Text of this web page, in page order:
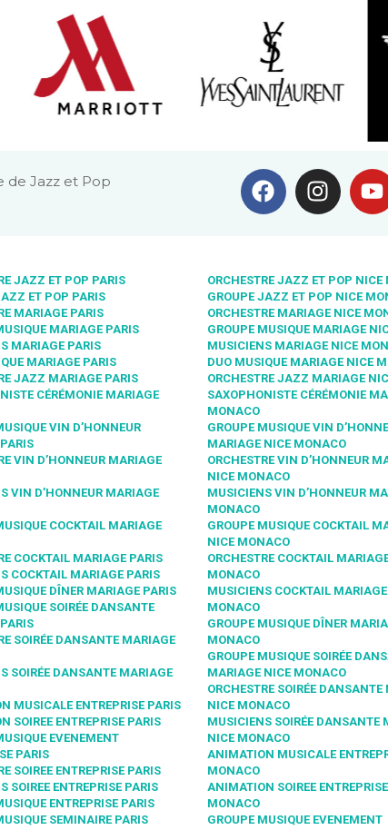
de Jazz et Pop
JAZZ ET POP PARIS
ET POP PARIS
MARIAGE PARIS
MARIAGE PARIS
MARIAGE PARIS
MARIAGE PARIS
JAZZ MARIAGE PARIS
CÉRÉMONIE MARIAGE
VIN D’HONNEUR
VIN D’HONNEUR MARIAGE
VIN D’HONNEUR MARIAGE
COCKTAIL MARIAGE
COCKTAIL MARIAGE PARIS
COCKTAIL MARIAGE PARIS
DÎNER MARIAGE PARIS
SOIRÉE DANSANTE
SOIRÉE DANSANTE MARIAGE
SOIRÉE DANSANTE MARIAGE
MUSICALE ENTREPRISE PARIS
SOIREE ENTREPRISE PARIS
EVENEMENT
PARIS
SOIREE ENTREPRISE PARIS
SOIREE ENTREPRISE PARIS
ENTREPRISE PARIS
SEMINAIRE PARIS
ORCHESTRE JAZZ ET POP NICE
GROUPE JAZZ ET POP NICE
ORCHESTRE MARIAGE NICE
GROUPE MUSIQUE MARIAGE
MUSICIENS MARIAGE NICE
DUO MUSIQUE MARIAGE NICE
ORCHESTRE JAZZ MARIAGE
SAXOPHONISTE CÉRÉMONIE
MONACO
GROUPE MUSIQUE VIN
MARIAGE NICE MONACO
ORCHESTRE VIN D’HONNEUR
NICE MONACO
MUSICIENS VIN D’HONNEUR
MONACO
GROUPE MUSIQUE COCKTAIL
NICE MONACO
ORCHESTRE COCKTAIL
MONACO
MUSICIENS COCKTAIL
MONACO
GROUPE MUSIQUE DÎNER
MONACO
GROUPE MUSIQUE SOIRÉE
MARIAGE NICE MONACO
ORCHESTRE SOIRÉE
NICE MONACO
MUSICIENS SOIRÉE DANSANTE
NICE MONACO
ANIMATION MUSICALE
MONACO
ANIMATION SOIREE
MONACO
GROUPE MUSIQUE EVENEMENT